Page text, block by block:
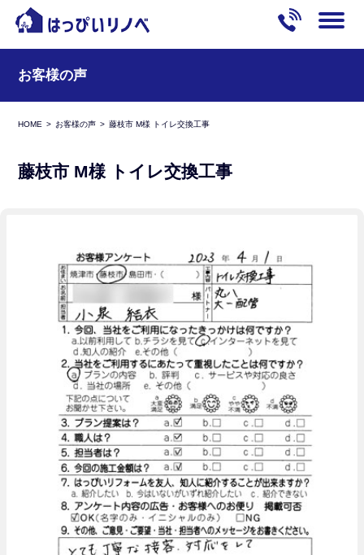
お客様の声
HOME お客様の声 藤枝市 M様 トイレ交換工事
藤枝市 M様 トイレ交換工事